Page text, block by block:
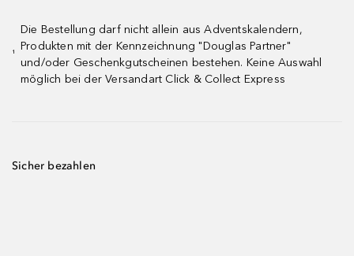
¹
Die Bestellung darf nicht allein aus Adventskalendern,
Produkten mit der Kennzeichnung "Douglas Partner"
und/oder Geschenkgutscheinen bestehen. Keine Auswahl
möglich bei der Versandart Click & Collect Express
Sicher bezahlen